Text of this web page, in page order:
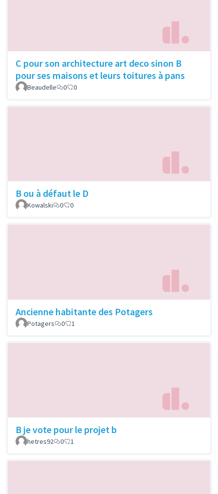
C pour son architecture art deco sinon B
pour ses maisons et leurs toitures à pans
Beaudelle 0 0
B ou à défaut le D
Kowalski 0 0
Ancienne habitante des Potagers
Potagers 0 1
B je vote pour le projet b
hetres92 0 1